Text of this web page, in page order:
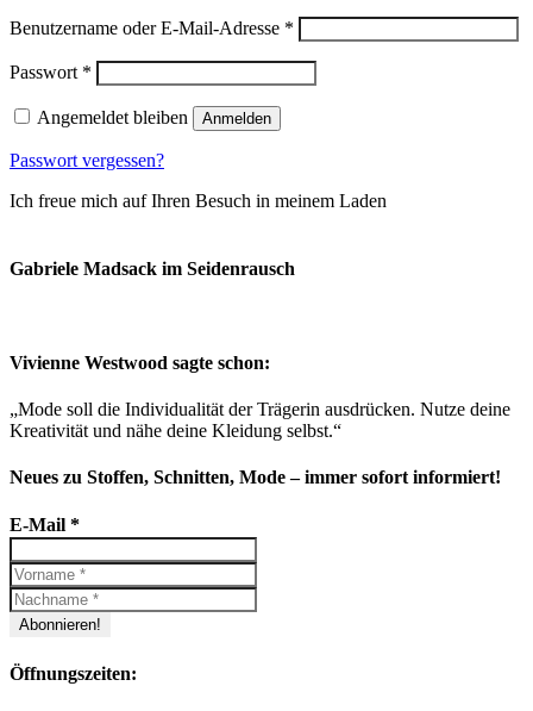
Benutzername oder E-Mail-Adresse *
Passwort *
Angemeldet bleiben Anmelden
Passwort vergessen?
Ich freue mich auf Ihren Besuch in meinem Laden
Gabriele Madsack im Seidenrausch
Vivienne Westwood sagte schon:
„Mode soll die Individualität der Trägerin ausdrücken. Nutze deine
Kreativität und nähe deine Kleidung selbst.“
Neues zu Stoffen, Schnitten, Mode – immer sofort informiert!
E-Mail *
Öffnungszeiten: